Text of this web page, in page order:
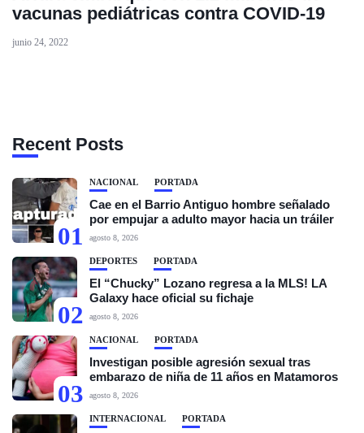
vacunas pediátricas contra COVID-19
junio 24, 2022
Recent Posts
01
NACIONAL PORTADA
Cae en el Barrio Antiguo hombre señalado
por empujar a adulto mayor hacia un tráiler
agosto 8, 2026
02
DEPORTES PORTADA
El “Chucky” Lozano regresa a la MLS! LA
Galaxy hace oficial su fichaje
agosto 8, 2026
03
NACIONAL PORTADA
Investigan posible agresión sexual tras
embarazo de niña de 11 años en Matamoros
agosto 8, 2026
INTERNACIONAL PORTADA